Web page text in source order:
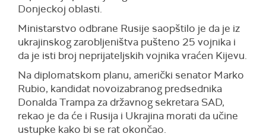
Donjeckoj oblasti.
Ministarstvo odbrane Rusije saopštilo je da je iz
ukrajinskog zarobljeništva pušteno 25 vojnika i
da je isti broj neprijateljskih vojnika vraćen Kijevu.
Na diplomatskom planu, američki senator Marko
Rubio, kandidat novoizabranog predsednika
Donalda Trampa za državnog sekretara SAD,
rekao je da će i Rusija i Ukrajina morati da učine
ustupke kako bi se rat okončao.